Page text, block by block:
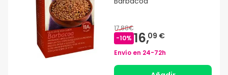
17,88€
-10% 16,09 €
Envío en 24-72h